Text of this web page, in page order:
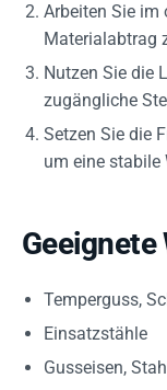
Arbeiten Sie im
Materialabtrag
Nutzen Sie die
zugängliche
Setzen Sie die
um eine stabile
Temperguss,
Einsatzstähle
Gusseisen,